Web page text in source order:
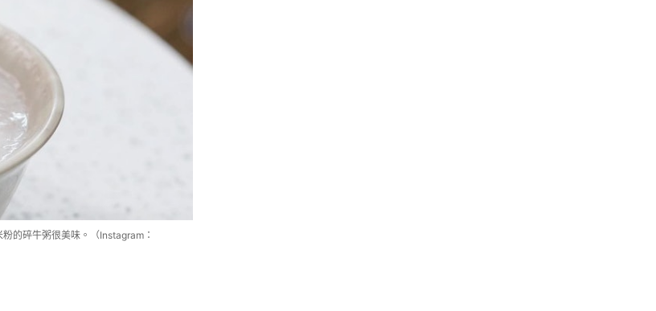
的碎牛粥很美味。（Instagram：